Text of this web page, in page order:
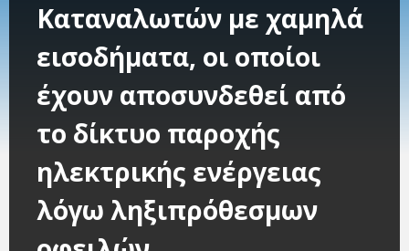
Καταναλωτών με χαμηλά
εισοδήματα, οι οποίοι
έχουν αποσυνδεθεί από
το δίκτυο παροχής
ηλεκτρικής ενέργειας
λόγω ληξιπρόθεσμων